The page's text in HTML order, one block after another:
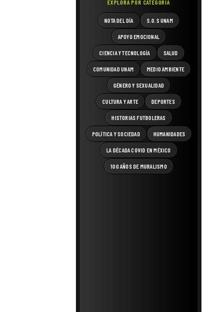
EXPLORA POR CATEGORÍA
NOTA DEL DÍA S.O.S UNAM
APOYO EMOCIONAL
CIENCIA Y TECNOLOGÍA SALUD
COMUNIDAD UNAM MEDIO AMBIENTE
GÉNERO Y SEXUALIDAD
CULTURA Y ARTE DEPORTES
HISTORIAS FUTBOLERAS
POLÍTICA Y SOCIEDAD HUMANIDADES
LA DÉCADA COVID EN MÉXICO
100 AÑOS DE MURALISMO